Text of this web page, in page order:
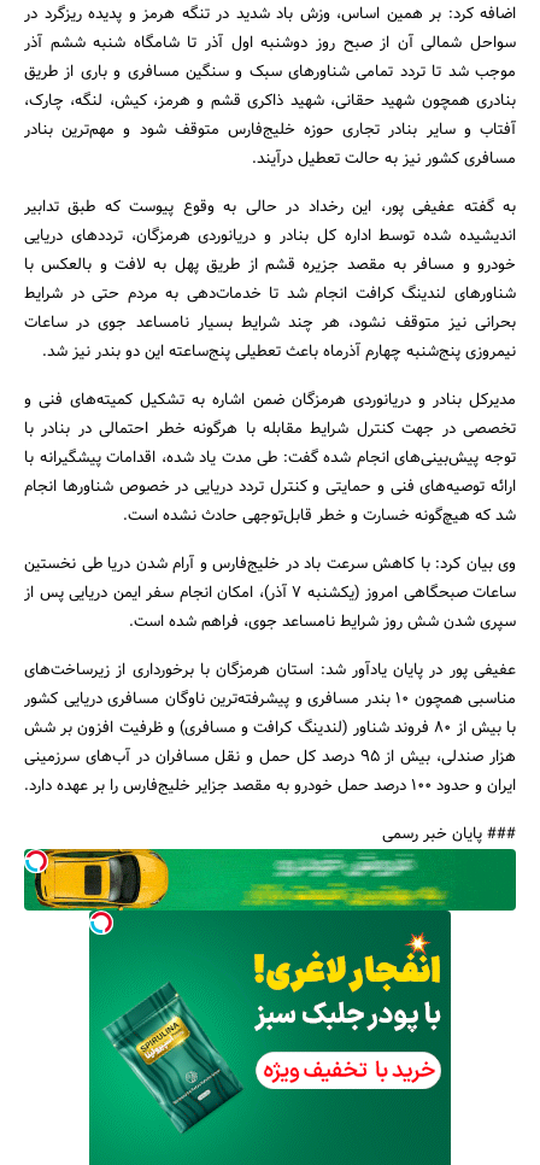
اضافه کرد: بر همین اساس، وزش باد شدید در تنگه هرمز و پدیده ریزگرد در
سواحل شمالی آن از صبح روز دوشنبه اول آذر تا شامگاه شنبه ششم آذر
موجب شد تا تردد تمامی شناورهای سبک و سنگین مسافری و باری از طریق
بنادری همچون شهید حقانی، شهید ذاکری قشم و هرمز، کیش، لنگه، چارک،
آفتاب و سایر بنادر تجاری حوزه خلیج‌فارس متوقف شود و مهم‌ترین بنادر
مسافری کشور نیز به حالت تعطیل درآیند.
به گفته عفیفی پور، این رخداد در حالی به وقوع پیوست که طبق تدابیر
اندیشیده شده توسط اداره کل بنادر و دریانوردی هرمزگان، ترددهای دریایی
خودرو و مسافر به مقصد جزیره قشم از طریق پهل به لافت و بالعکس با
شناورهای لندینگ کرافت انجام شد تا خدمات‌دهی به مردم حتی در شرایط
بحرانی نیز متوقف نشود، هر چند شرایط بسیار نامساعد جوی در ساعات
نیمروزی پنج‌شنبه چهارم آذرماه باعث تعطیلی پنج‌ساعته این دو بندر نیز شد.
مدیرکل بنادر و دریانوردی هرمزگان ضمن اشاره به تشکیل کمیته‌های فنی و
تخصصی در جهت کنترل شرایط مقابله با هرگونه خطر احتمالی در بنادر با
توجه پیش‌بینی‌های انجام شده گفت: طی مدت یاد شده، اقدامات پیشگیرانه با
ارائه توصیه‌های فنی و حمایتی و کنترل تردد دریایی در خصوص شناورها انجام
شد که هیچ‌گونه خسارت و خطر قابل‌توجهی حادث نشده است.
وی بیان کرد: با کاهش سرعت باد در خلیج‌فارس و آرام شدن دریا طی نخستین
ساعات صبحگاهی امروز (یکشنبه 7 آذر)، امکان انجام سفر ایمن دریایی پس از
سپری شدن شش روز شرایط نامساعد جوی، فراهم شده است.
عفیفی پور در پایان یادآور شد: استان هرمزگان با برخورداری از زیرساخت‌های
مناسبی همچون 10 بندر مسافری و پیشرفته‌ترین ناوگان مسافری دریایی کشور
با بیش از 80 فروند شناور (لندینگ کرافت و مسافری) و ظرفیت افزون بر شش
هزار صندلی، بیش از 95 درصد کل حمل و نقل مسافران در آب‌های سرزمینی
ایران و حدود 100 درصد حمل خودرو به مقصد جزایر خلیج‌فارس را بر عهده دارد.
### پایان خبر رسمی